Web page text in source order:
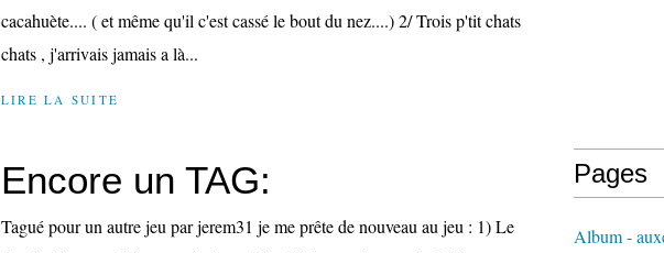
cacahuète.... ( et même qu'il c'est cassé le bout du nez....) 2/ Trois p'tit chats
chats , j'arrivais jamais a là...
LIRE LA SUITE
Encore un TAG:
Tagué pour un autre jeu par jerem31 je me prête de nouveau au jeu : 1) Le
Pages
Album -